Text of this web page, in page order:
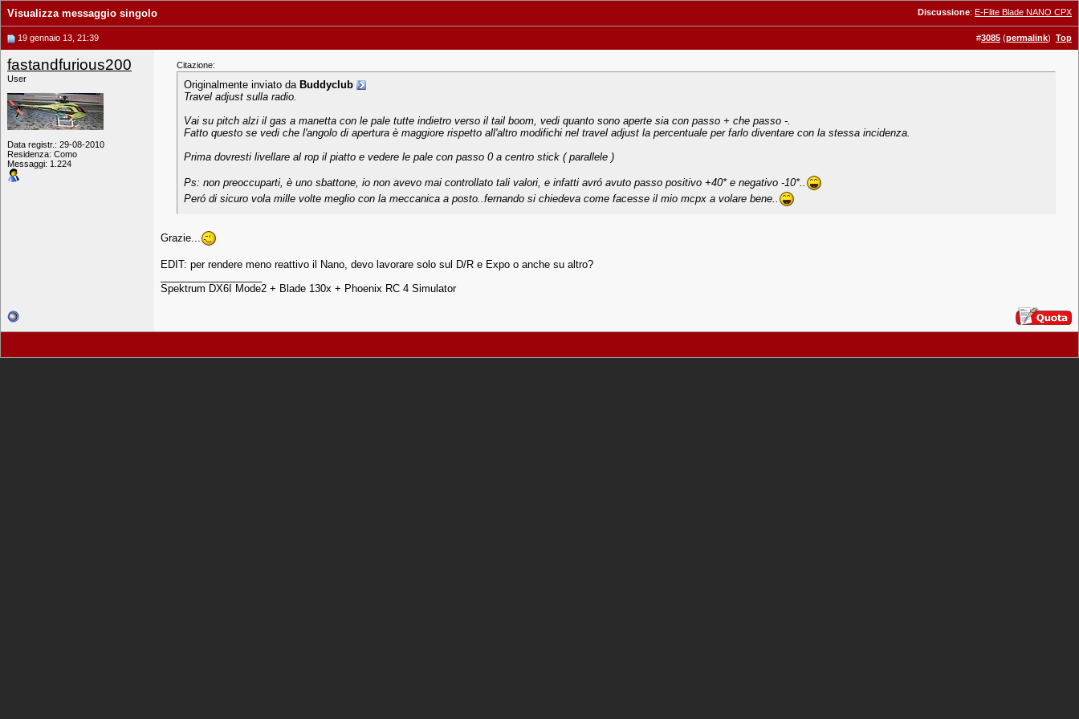
Discussione: E-Flite Blade NANO CPX
Visualizza messaggio singolo
19 gennaio 13, 21:39 #3085 (permalink) Top
fastandfurious200
User
Data registr.: 29-08-2010
Residenza: Como
Messaggi: 1.224
Citazione:
Originalmente inviato da Buddyclub
Travel adjust sulla radio.
Vai su pitch alzi il gas a manetta con le pale tutte indietro verso il tail boom, vedi quanto sono aperte sia con passo + che passo -.
Fatto questo se vedi che l'angolo di apertura è maggiore rispetto all'altro modifichi nel travel adjust la percentuale per farlo diventare con la stessa incidenza.
Prima dovresti livellare al rop il piatto e vedere le pale con passo 0 a centro stick ( parallele )
Ps: non preoccuparti, è uno sbattone, io non avevo mai controllato tali valori, e infatti avró avuto passo positivo +40* e negativo -10*..
Peró di sicuro vola mille volte meglio con la meccanica a posto..fernando si chiedeva come facesse il mio mcpx a volare bene..
Grazie...
EDIT: per rendere meno reattivo il Nano, devo lavorare solo sul D/R e Expo o anche su altro?
Spektrum DX6I Mode2 + Blade 130x + Phoenix RC 4 Simulator